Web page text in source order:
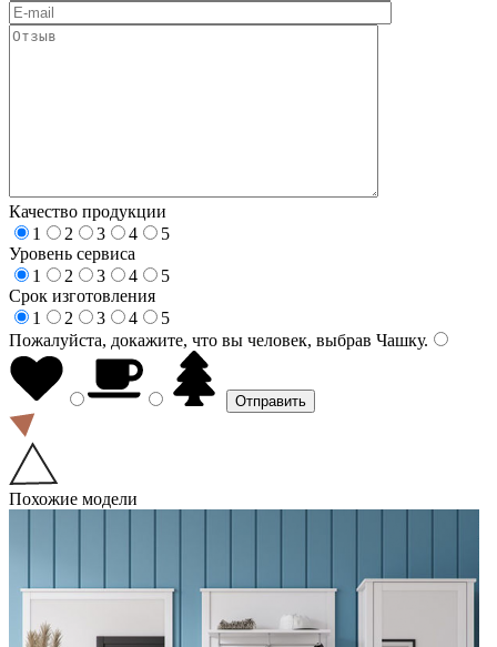
Качество продукции
1
2 3 4
5
Уровень сервиса
1
2 3 4
5
Срок изготовления
1
2 3 4
5
Пожалуйста, докажите, что вы человек, выбрав Чашку.
Похожие модели